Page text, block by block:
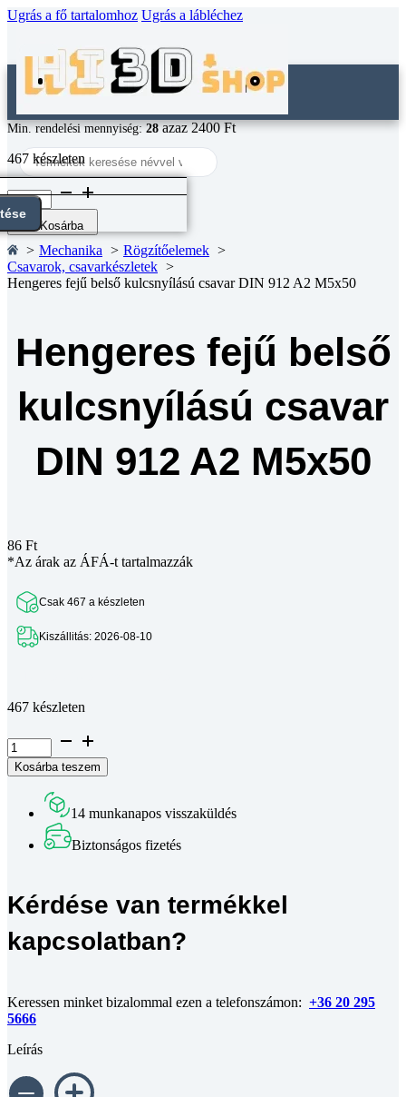
Ugrás a fő tartalomhoz Ugrás a lábléchez
Search
...
Min. rendelési mennyiség:28azaz 2400 Ft
467 készleten
Hengeres
fejű
belső
kulcsnyílású
csavar
DIN
912
mennyiség
Kosárba
Mechanika
Rögzítőelemek
Csavarok, csavarkészletek
Hengeres fejű belső kulcsnyílású csavar DIN 912 A2 M5x50
Hengeres fejű belső
kulcsnyílású csavar
DIN 912 A2 M5x50
86 Ft
*Az árak az ÁFÁ-t tartalmazzák
Csak 467 a készleten
Kiszállitás: 2026-08-10
467 készleten
Hengeres
fejű
belső
DIN
Kosárba teszem
14 munkanapos visszaküldés
Biztonságos fizetés
Kérdése van termékkel
kapcsolatban?
Keressen minket bizalommal ezen a telefonszámon: +36 20 295
5666
Leírás